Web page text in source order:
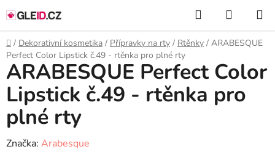
na
obsah
Hledat
KOŠÍK
Domů
/ Dekorativní kosmetika / Přípravky na rty / Rtěnky / ARABESQUE
Perfect Color Lipstick č.49 - rtěnka pro plné rty
ARABESQUE Perfect Color
Lipstick č.49 - rtěnka pro
plné rty
Značka: Arabesque